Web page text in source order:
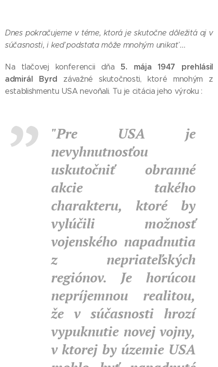
Dnes pokračujeme v téme, ktorá je skutočne dôležitá aj v
súčasnosti, i keď podstata môže mnohým unikať ...
Na tlačovej konferencii dňa5. mája 1947 prehlásil
admirál Byrd závažné skutočnosti, ktoré mnohým z
establishmentu USA nevoňali. Tu je citácia jeho výroku :
"Pre USA je
nevyhnutnosťou
uskutočniť obranné
akcie takého
charakteru, ktoré by
vylúčili možnosť
vojenského napadnutia
z nepriateľských
regiónov. Je horúcou
nepríjemnou realitou,
že v súčasnosti hrozí
vypuknutie novej vojny,
v ktorej by územie USA